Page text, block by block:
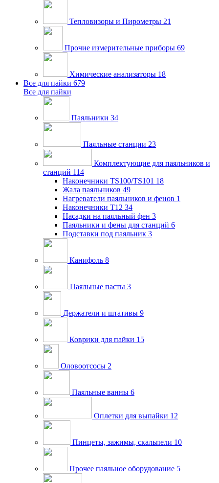
Тепловизоры и Пирометры 21
Прочие измерительные приборы 69
Химические анализаторы 18
Все для пайки 679
Все для пайки
Паяльники 34
Паяльные станции 23
Комплектующие для паяльников и
станций 114
Наконечники TS100/TS101 18
Жала паяльников 49
Нагреватели паяльников и фенов 1
Наконечники T12 34
Насадки на паяльный фен 3
Паяльники и фены для станций 6
Подставки под паяльник 3
Канифоль 8
Паяльные пасты 3
Держатели и штативы 9
Коврики для пайки 15
Оловоотсосы 2
Паяльные ванны 6
Оплетки для выпайки 12
Пинцеты, зажимы, скальпели 10
Прочее паяльное оборудование 5